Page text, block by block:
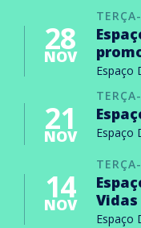
28
NOV
Espaço
21
NOV Espaço
14
NOV
Espaço